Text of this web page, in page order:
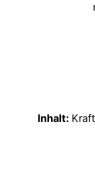
Inhalt: